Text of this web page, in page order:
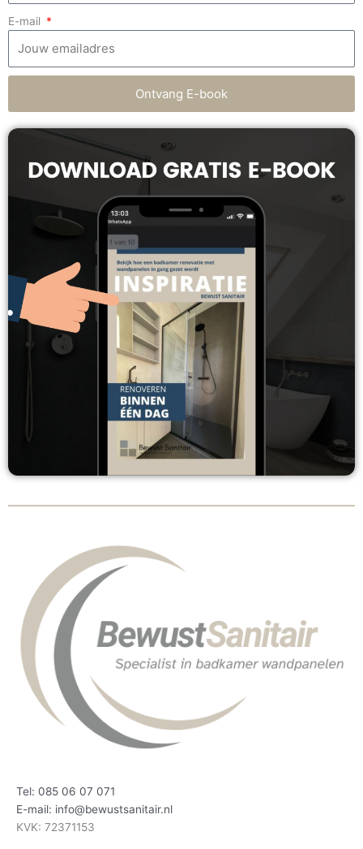
E-mail
Ontvang E-book
Tel: 085 06 07 071
E-mail: info@bewustsanitair.nl
KVK: 72371153